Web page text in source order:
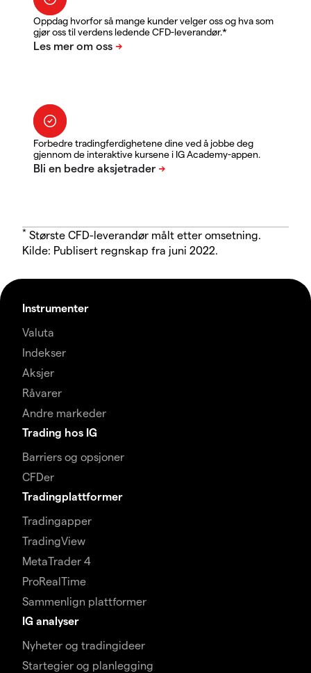
Oppdag hvorfor så mange kunder velger oss og hva som
gjør oss til verdens ledende CFD-leverandør.*
Forbedre tradingferdighetene dine ved å jobbe deg
gjennom de interaktive kursene i IG Academy-appen.
* Største CFD-leverandør målt etter omsetning.
Kilde: Publisert regnskap fra juni 2022.
Instrumenter
Valuta
Indekser
Aksjer
Råvarer
Andre markeder
Trading hos IG
Barriers og opsjoner
CFDer
Tradingplattformer
Tradingapper
TradingView
MetaTrader 4
ProRealTime
Sammenlign plattformer
IG analyser
Nyheter og tradingideer
Startegier og planlegging